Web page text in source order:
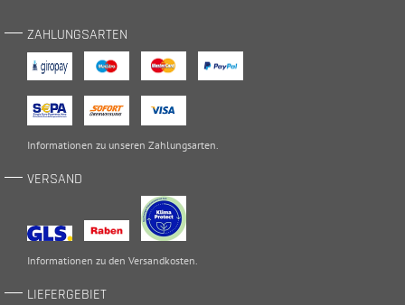
ZAHLUNGSARTEN
Informationen zu unseren Zahlungsarten
VERSAND
Informationen zu den Versandkosten
LIEFERGEBIET